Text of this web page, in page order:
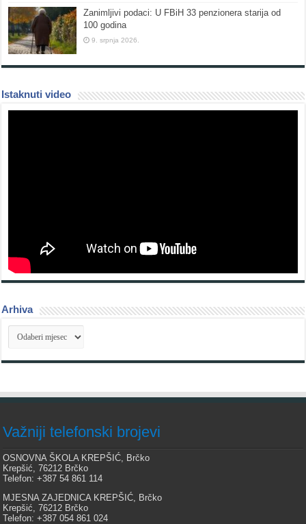
Zanimljivi podaci: U FBiH 33 penzionera starija od
100 godina
9. srpnja 2026.
Istaknuti video
Arhiva
Arhiva
Važniji telefonski brojevi
OSNOVNA ŠKOLA KREPŠIĆ, Brčko
Krepšić, 76212 Brčko
Telefon: +387 54 861 114
MJESNA ZAJEDNICA KREPŠIĆ, Brčko
Krepšić, 76212 Brčko
Telefon: +387 054 861 024